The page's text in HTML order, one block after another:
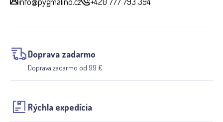
Doprava zadarmo
Doprava zadarmo od 99 €
Rýchla expedícia